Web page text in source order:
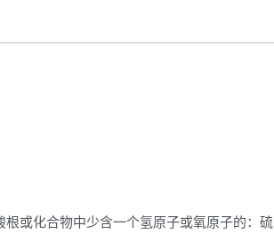
或化合物中少含一个氢原子或氧原子的：硫